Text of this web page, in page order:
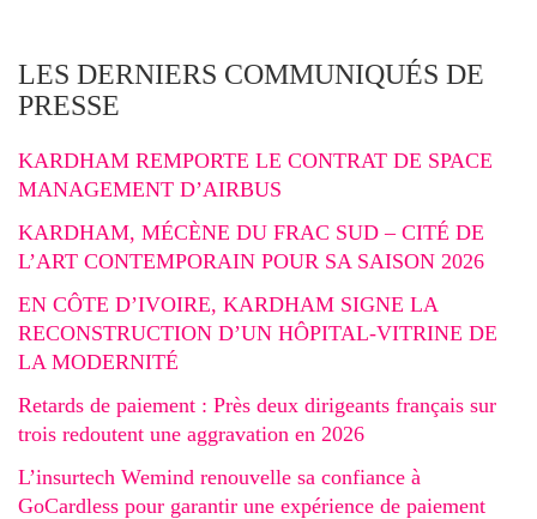
LES DERNIERS COMMUNIQUÉS DE
PRESSE
KARDHAM REMPORTE LE CONTRAT DE SPACE
MANAGEMENT D’AIRBUS
KARDHAM, MÉCÈNE DU FRAC SUD – CITÉ DE
L’ART CONTEMPORAIN POUR SA SAISON 2026
EN CÔTE D’IVOIRE, KARDHAM SIGNE LA
RECONSTRUCTION D’UN HÔPITAL-VITRINE DE
LA MODERNITÉ
Retards de paiement : Près deux dirigeants français sur
trois redoutent une aggravation en 2026
L’insurtech Wemind renouvelle sa confiance à
GoCardless pour garantir une expérience de paiement